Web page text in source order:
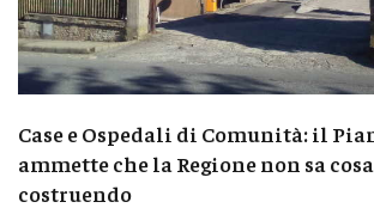
Case e Ospedali di Comunità: il
ammette che la Regione non sa
costruendo